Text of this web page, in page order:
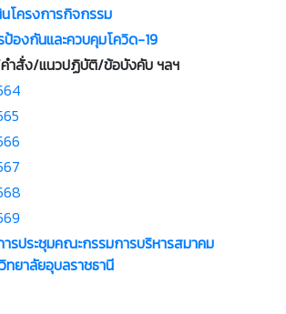
นโครงการกิจกรรม
ป้องกันและควบคุมโควิด-19
ำสั่ง/แนวปฏิบัติ/ข้อบังคับ ฯลฯ
ารประชุมคณะกรรมการบริหารสมาคม
ทยาลัยอุบลราชธานี